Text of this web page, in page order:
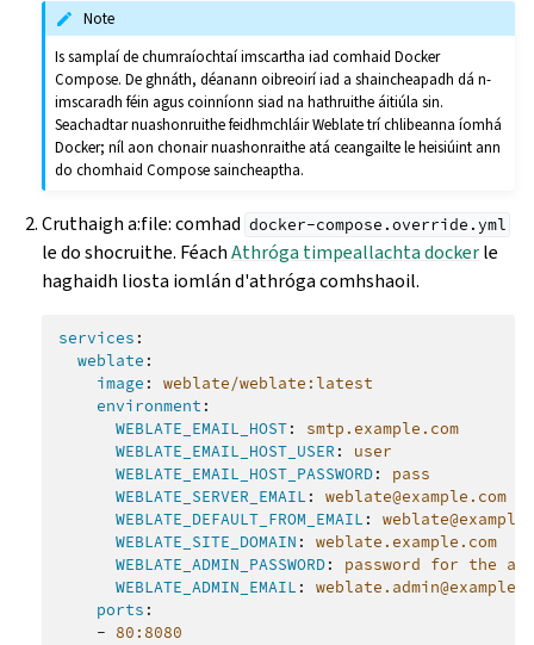
Note
Is samplaí de chumraíochtaí imscartha iad comhaid Docker
Compose. De ghnáth, déanann oibreoirí iad a shaincheapadh dá n-
imscaradh féin agus coinníonn siad na hathruithe áitiúla sin.
Seachadtar nuashonruithe feidhmchláir Weblate trí chlibeanna íomhá
Docker; níl aon chonair nuashonraithe atá ceangailte le heisiúint ann
do chomhaid Compose saincheaptha.
Cruthaigh a:file: comhad docker-compose.override.yml
le do shocruithe. FéachAthróga timpeallachta dockerle
haghaidh liosta iomlán d'athróga comhshaoil.
services :
weblate :
image :
weblate/weblate:latest
environment :
WEBLATE_EMAIL_HOST:
smtp.example.com
WEBLATE_EMAIL_HOST_USER :
user
WEBLATE_EMAIL_HOST_PASSWORD:
pass
WEBLATE_SERVER_EMAIL :
weblate@example.com
WEBLATE_DEFAULT_FROM_EMAIL :
WEBLATE_SITE_DOMAIN :
weblate.example.com
WEBLATE_ADMIN_PASSWORD:
password for the
WEBLATE_ADMIN_EMAIL :
ports :
- 80:8080